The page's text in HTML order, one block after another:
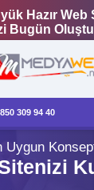
Hazır Web
Bugün
309 94 40
Uygun